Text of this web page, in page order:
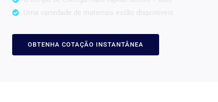
Uma variedade de materiais estão disponíveis
OBTENHA COTAÇÃO INSTANTÂNEA